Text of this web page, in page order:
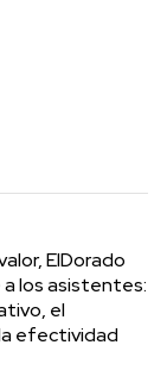
ElDorado
a los asistentes:
el
efectividad